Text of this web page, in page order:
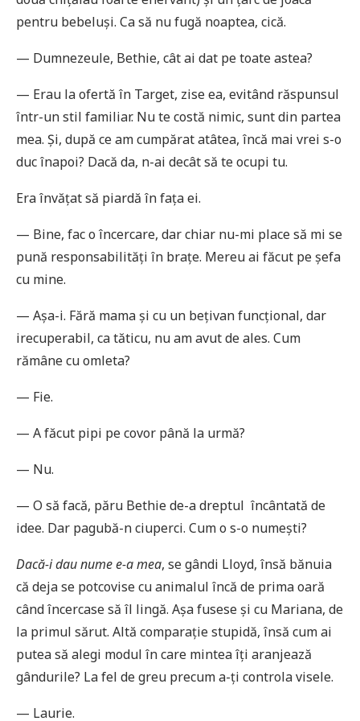
pentru bebeluși. Ca să nu fugă noaptea, cică.
— Dumnezeule, Bethie, cât ai dat pe toate astea?
— Erau la ofertă în Target, zise ea, evitând răspunsul
într-un stil familiar. Nu te costă nimic, sunt din partea
mea. Și, după ce am cumpărat atâtea, încă mai vrei s-o
duc înapoi? Dacă da, n-ai decât să te ocupi tu.
Era învățat să piardă în fața ei.
— Bine, fac o încercare, dar chiar nu-mi place să mi se
pună responsabilități în brațe. Mereu ai făcut pe șefa
cu mine.
— Așa-i. Fără mama și cu un bețivan funcțional, dar
irecuperabil, ca tăticu, nu am avut de ales. Cum
rămâne cu omleta?
— Fie.
— A făcut pipi pe covor până la urmă?
— Nu.
— O să facă, păru Bethie de-a dreptul încântată de
idee. Dar pagubă-n ciuperci. Cum o s-o numești?
Dacă-i dau nume e-a mea, se gândi Lloyd, însă bănuia
că deja se potcovise cu animalul încă de prima oară
când încercase să îl lingă. Așa fusese și cu Mariana, de
la primul sărut. Altă comparație stupidă, însă cum ai
putea să alegi modul în care mintea îți aranjează
gândurile? La fel de greu precum a-ți controla visele.
— Laurie.